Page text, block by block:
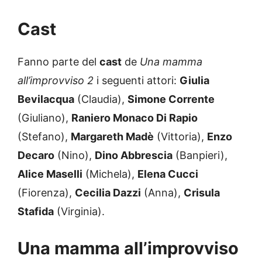
Cast
Fanno parte del cast de Una mamma
all’improvviso 2 i seguenti attori: Giulia
Bevilacqua (Claudia), Simone Corrente
(Giuliano), Raniero Monaco Di Rapio
(Stefano), Margareth Madè (Vittoria), Enzo
Decaro (Nino), Dino Abbrescia (Banpieri),
Alice Maselli (Michela), Elena Cucci
(Fiorenza), Cecilia Dazzi (Anna), Crisula
Stafida (Virginia).
Una mamma all’improvviso